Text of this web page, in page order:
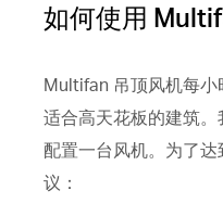
如何使用
Multifan 吊顶风机每小
适合高天花板的建筑
配置一台风机。为了
议：